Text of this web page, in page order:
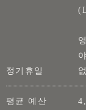
정기휴일
평균 예산